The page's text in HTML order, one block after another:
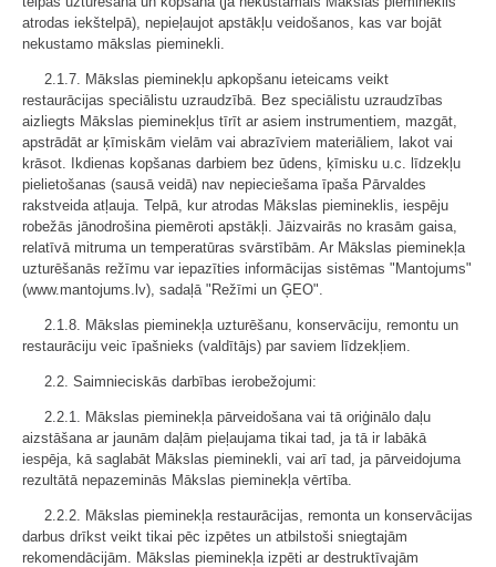
atrodas iekštelpā), nepieļaujot apstākļu veidošanos, kas var bojāt
nekustamo mākslas pieminekli.
2.1.7. Mākslas pieminekļu apkopšanu ieteicams veikt
restaurācijas speciālistu uzraudzībā. Bez speciālistu uzraudzības
aizliegts Mākslas pieminekļus tīrīt ar asiem instrumentiem, mazgāt,
apstrādāt ar ķīmiskām vielām vai abrazīviem materiāliem, lakot vai
krāsot. Ikdienas kopšanas darbiem bez ūdens, ķīmisku u.c. līdzekļu
pielietošanas (sausā veidā) nav nepieciešama īpaša Pārvaldes
rakstveida atļauja. Telpā, kur atrodas Mākslas piemineklis, iespēju
robežās jānodrošina piemēroti apstākļi. Jāizvairās no krasām gaisa,
relatīvā mitruma un temperatūras svārstībām. Ar Mākslas pieminekļa
uzturēšanās režīmu var iepazīties informācijas sistēmas "Mantojums"
(www.mantojums.lv), sadaļā "Režīmi un ĢEO".
2.1.8. Mākslas pieminekļa uzturēšanu, konservāciju, remontu un
restaurāciju veic īpašnieks (valdītājs) par saviem līdzekļiem.
2.2. Saimnieciskās darbības ierobežojumi:
2.2.1. Mākslas pieminekļa pārveidošana vai tā oriģinālo daļu
aizstāšana ar jaunām daļām pieļaujama tikai tad, ja tā ir labākā
iespēja, kā saglabāt Mākslas pieminekli, vai arī tad, ja pārveidojuma
rezultātā nepazeminās Mākslas pieminekļa vērtība.
2.2.2. Mākslas pieminekļa restaurācijas, remonta un konservācijas
darbus drīkst veikt tikai pēc izpētes un atbilstoši sniegtajām
rekomendācijām. Mākslas pieminekļa izpēti ar destruktīvajām